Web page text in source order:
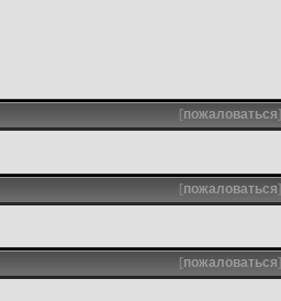
[пожаловаться]
[пожаловаться]
[пожаловаться]